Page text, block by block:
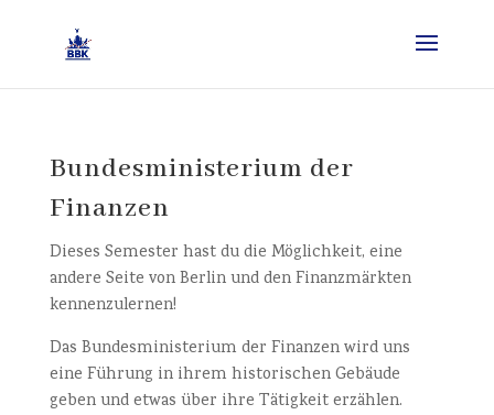
Bundesministerium der
Finanzen
Dieses Semester hast du die Möglichkeit, eine
andere Seite von Berlin und den Finanzmärkten
kennenzulernen!
Das Bundesministerium der Finanzen wird uns
eine Führung in ihrem historischen Gebäude
geben und etwas über ihre Tätigkeit erzählen.